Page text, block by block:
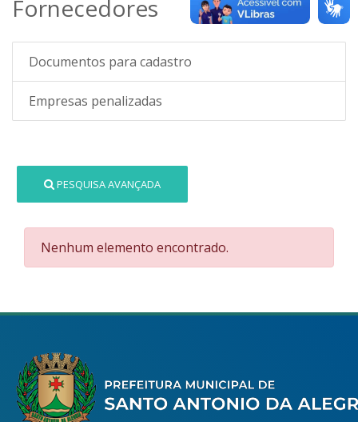
Fornecedores
Documentos para cadastro
Empresas penalizadas
PESQUISA AVANÇADA
Nenhum elemento encontrado.